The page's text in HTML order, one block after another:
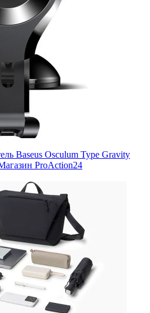
Baseus Osculum Type Gravity
ProAction24